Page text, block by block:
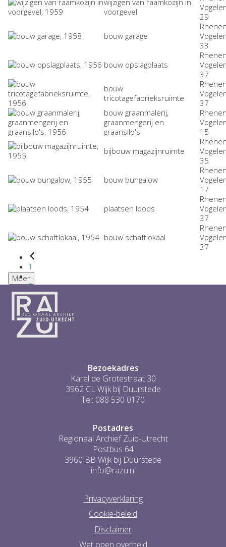
voorgevel
29
bouw garage
33
bouw opslagplaats
37
bouw
tricotagefabrieksruimte
37
bouw graanmalerij,
graanmengerij en
graansilo's
15
bijbouw magazijnruimte
35
bouw bungalow
17
plaatsen loods
37
bouw schaftlokaal
37
1
...
2
3
4
5
6
...
Meer
Bezoekadres
Karel de Grotestraat 30
3962 CL Wijk bij Duurstede
Tel: 088 530 0170
Postadres
Regionaal Archief Zuid-Utrecht
Postbus 64
3960 BB Wijk bij Duurstede
info@razu.nl
Privacyverklaring
Cookie-beleid
Disclaimer
Wet open overheid